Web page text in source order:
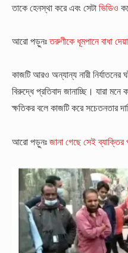
তাকে হেনস্থা করে এবং সেটা ভিডিও
আরো পড়ুনঃতরুণীকে ধূমপানে বাধা
কাজটি আরও অন্যান্য নারী নির্যাতনের
বিরুদ্ধে প্রতিবাদ জানাচ্ছি। যারা
ক্ষতিকর বলে কাজটি করে সচেতনতার
আরো পড়ুনঃ জানা গেছে সেই ব্যাক্তির